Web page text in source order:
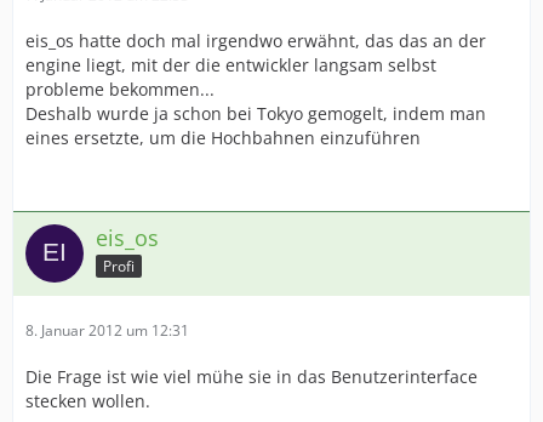
eis_os hatte doch mal irgendwo erwähnt, das das an der
engine liegt, mit der die entwickler langsam selbst
probleme bekommen...
Deshalb wurde ja schon bei Tokyo gemogelt, indem man
eines ersetzte, um die Hochbahnen einzuführen
eis_os
Profi
8. Januar 2012 um 12:31
Die Frage ist wie viel mühe sie in das Benutzerinterface
stecken wollen.